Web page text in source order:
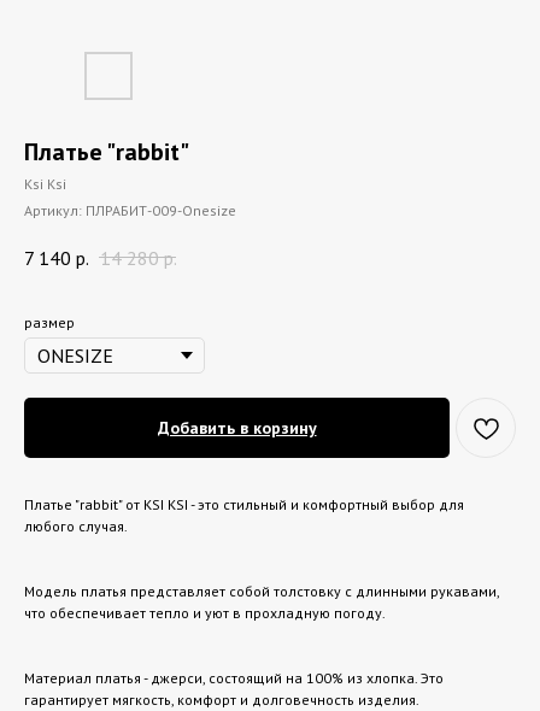
Платье "rabbit"
Ksi Ksi
Артикул: ПЛРАБИТ-009-Onesize
7 140 р. 14 280 р.
размер
Добавить в корзину
Платье "rabbit" от KSI KSI - это стильный и комфортный выбор для
любого случая.
Модель платья представляет собой толстовку с длинными рукавами,
что обеспечивает тепло и уют в прохладную погоду.
Материал платья - джерси, состоящий на 100% из хлопка. Это
гарантирует мягкость, комфорт и долговечность изделия.